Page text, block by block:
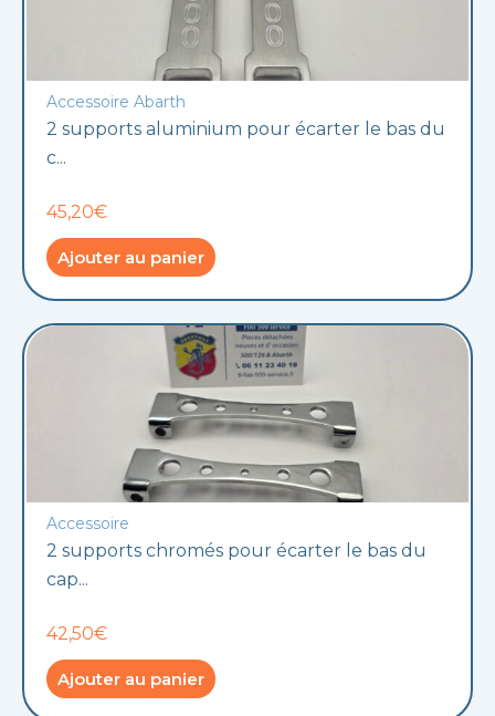
Accessoire Abarth
2 supports aluminium pour écarter le bas du
c...
45,20€
Ajouter au panier
Accessoire
2 supports chromés pour écarter le bas du
cap...
42,50€
Ajouter au panier